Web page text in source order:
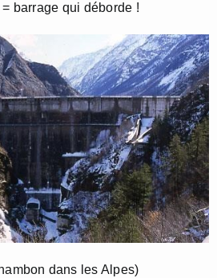
barrage qui déborde !
dans les Alpes)